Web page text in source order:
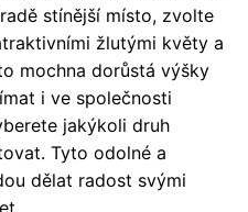
stínější místo, zvolte
žlutými květy a
mochna dorůstá výšky
i ve společnosti
jakýkoli druh
Tyto odolné a
dělat radost svými